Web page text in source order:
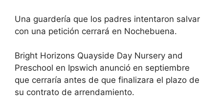
Una guardería que los padres intentaron salvar
con una petición cerrará en Nochebuena.
Bright Horizons Quayside Day Nursery and
Preschool en Ipswich anunció en septiembre
que cerraría antes de que finalizara el plazo de
su contrato de arrendamiento.